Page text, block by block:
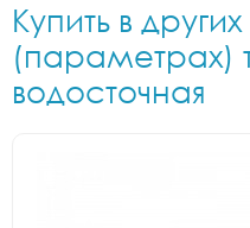
Купить в
(параметрах)
водосточная